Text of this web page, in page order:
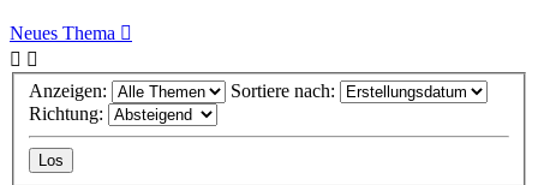
Neues Thema
Anzeigen:
Sortiere nach:
Richtung: